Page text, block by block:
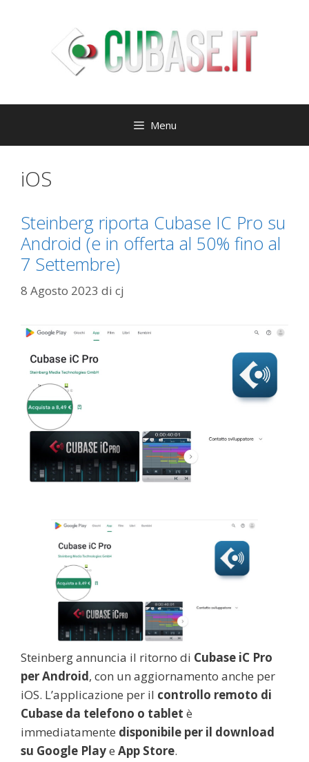
Menu
iOS
Steinberg riporta Cubase IC Pro su
Android (e in offerta al 50% fino al
7 Settembre)
8 Agosto 2023 di cj
Steinberg annuncia il ritorno di Cubase iC Pro
per Android, con un aggiornamento anche per
iOS. L’applicazione per il controllo remoto di
Cubase da telefono o tablet è
immediatamente disponibile per il download
su Google Playe App Store.